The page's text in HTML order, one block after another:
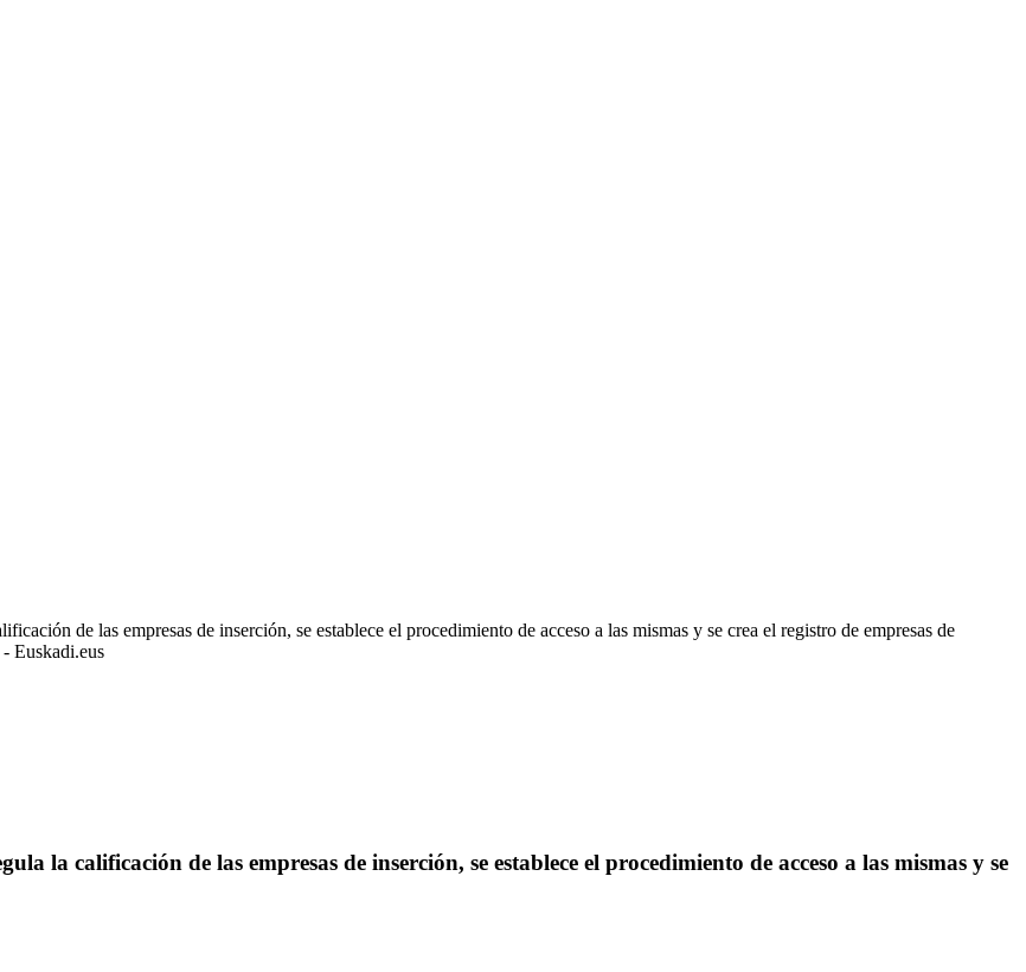
de las empresas de inserción, se establece el procedimiento de acceso a las mismas y se crea el registro de empresas de
Euskadi.eus
la calificación de las empresas de inserción, se establece el procedimiento de acceso a las mismas y se